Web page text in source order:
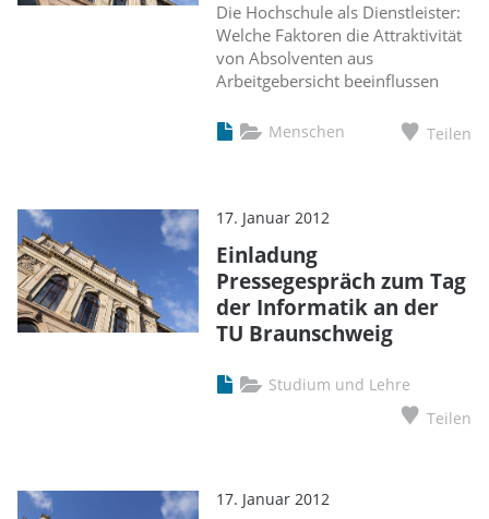
Die Hochschule als Dienstleister:
Welche Faktoren die Attraktivität
von Absolventen aus
Arbeitgebersicht beeinflussen
Menschen Teilen
17. Januar 2012
Einladung
Pressegespräch zum Tag
der Informatik an der
TU Braunschweig
Studium und Lehre
Teilen
17. Januar 2012